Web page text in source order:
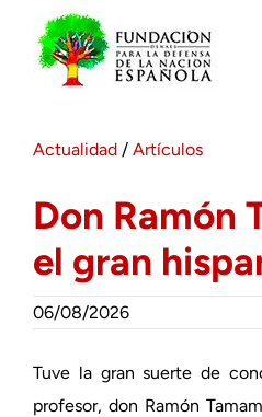
contenido
Actualidad
Actividades
Colabora
Actualidad/ Artículos
Don Ramón
el gran
06/08/2026
Tuve la gran suerte de
profesor, don Ramón